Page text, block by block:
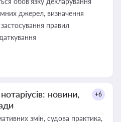
джерел, визначення
правил
новини,
+6
змін, судова практика,